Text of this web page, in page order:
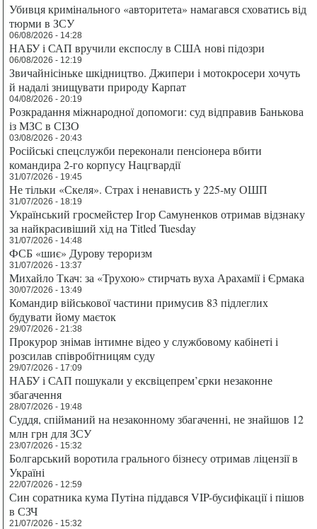
Убивця кримінального «авторитета» намагався сховатись від
тюрми в ЗСУ
06/08/2026 - 14:28
НАБУ і САП вручили експослу в США нові підозри
06/08/2026 - 12:19
Звичайнісіньке шкідництво. Джипери і мотокросери хочуть
й надалі знищувати природу Карпат
04/08/2026 - 20:19
Розкрадання міжнародної допомоги: суд відправив Банькова
із МЗС в СІЗО
03/08/2026 - 20:43
Російські спецслужби переконали пенсіонера вбити
командира 2-го корпусу Нацгвардії
31/07/2026 - 19:45
Не тільки «Скеля». Страх і ненависть у 225-му ОШП
31/07/2026 - 18:19
Український гросмейстер Ігор Самуненков отримав відзнаку
за найкрасивіший хід на Titled Tuesday
31/07/2026 - 14:48
ФСБ «шиє» Дурову тероризм
31/07/2026 - 13:37
Михайло Ткач: за «Трухою» стирчать вуха Арахамії і Єрмака
30/07/2026 - 13:49
Командир військової частини примусив 83 підлеглих
будувати йому маєток
29/07/2026 - 21:38
Прокурор знімав інтимне відео у службовому кабінеті і
розсилав співробітницям суду
29/07/2026 - 17:09
НАБУ і САП пошукали у ексвіцепрем’єрки незаконне
збагачення
28/07/2026 - 19:48
Суддя, спійманий на незаконному збагаченні, не знайшов 12
млн грн для ЗСУ
23/07/2026 - 15:32
Болгарський воротила грального бізнесу отримав ліцензії в
Україні
22/07/2026 - 12:59
Син соратника кума Путіна піддався VIP-бусифікації і пішов
в СЗЧ
21/07/2026 - 15:32